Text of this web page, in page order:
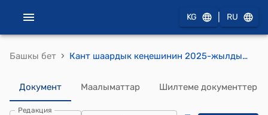
KG RU
Башкы бет › Кант шаардык кеңешинин 2025-жылдын 5-февралындагы № 9/III-29 "Кант шаардык кеңешинин токтомун жокко чыгаруу жөнүндө" токтому
Документ Маалыматтар Шилтеме документтер
Редакция